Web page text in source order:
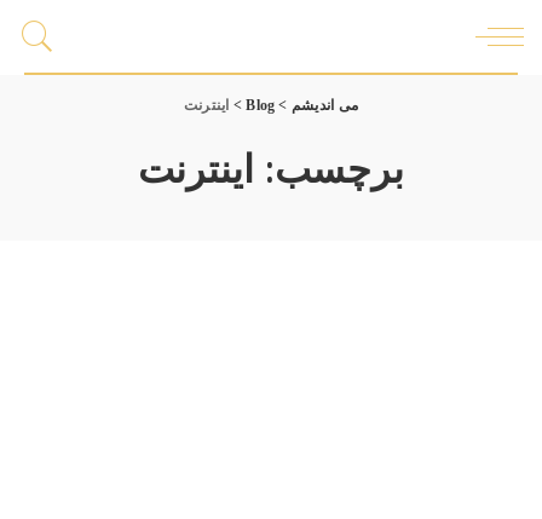
می اندیشم >
Blog
> اینترنت
برچسب: اینترنت